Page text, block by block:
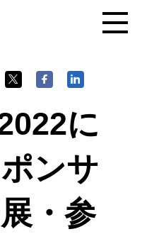
に
ンサ
・参